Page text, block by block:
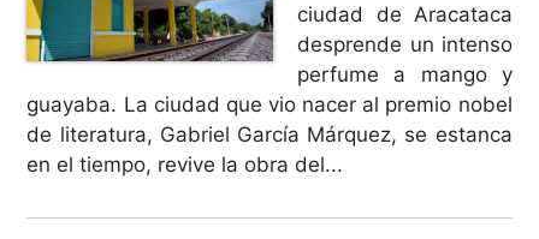
ciudad de Aracataca
desprende un intenso
perfume a mango y
guayaba. La ciudad que vio nacer al premio nobel
de literatura, Gabriel García Márquez, se estanca
en el tiempo, revive la obra del...